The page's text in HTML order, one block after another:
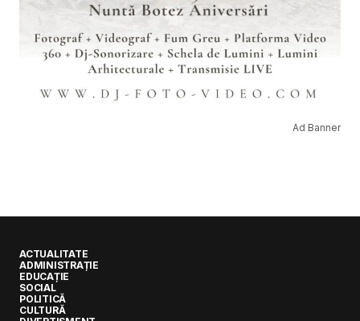
Ad Banner
ACTUALITATE
ADMINISTRAȚIE
EDUCAȚIE
SOCIAL
POLITICĂ
CULTURĂ